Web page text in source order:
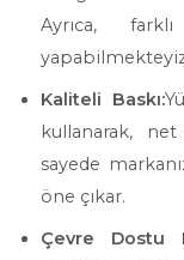
Ayrıca,
Kaliteli Baskı:
kullanarak,
sayede
öne çıkar.
Çevre Dostu